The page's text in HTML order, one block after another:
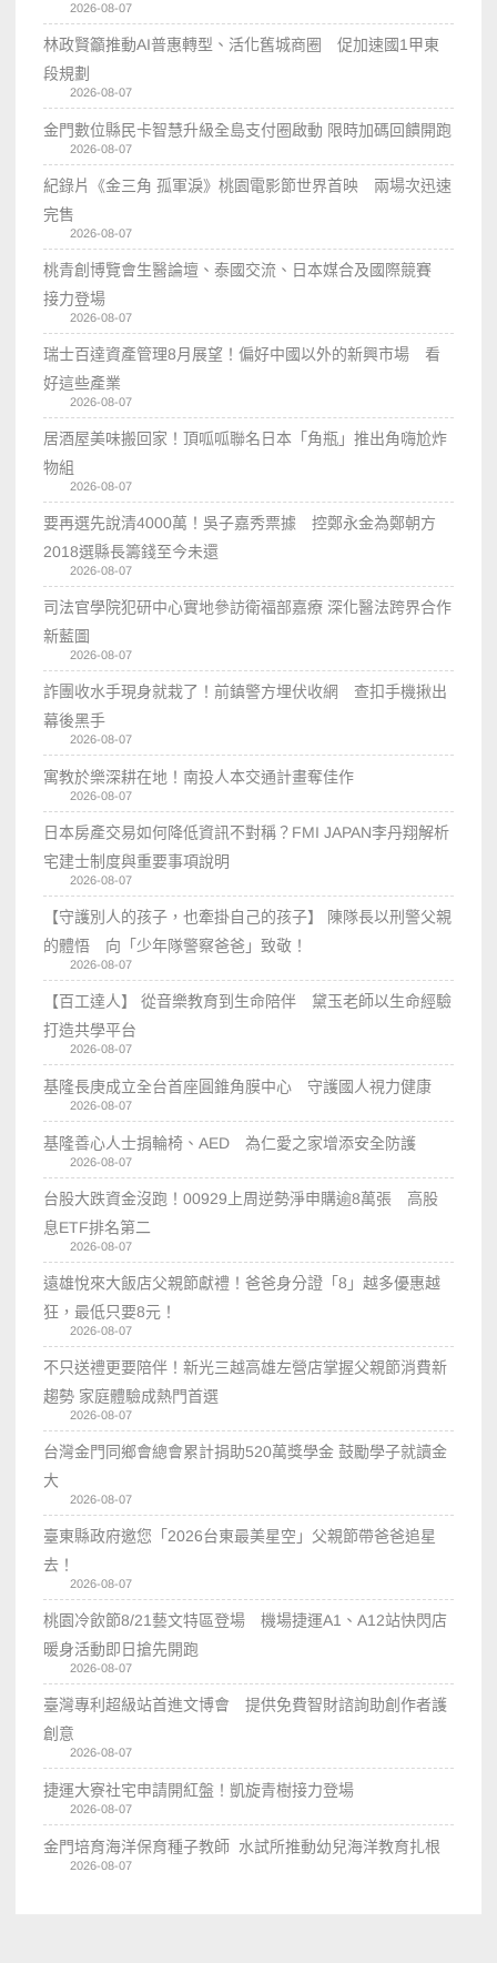
2026-08-07
林政賢籲推動AI普惠轉型、活化舊城商圈 促加速國1甲東
段規劃
2026-08-07
金門數位縣民卡智慧升級全島支付圈啟動 限時加碼回饋開跑
2026-08-07
紀錄片《金三角 孤軍淚》桃園電影節世界首映 兩場次迅速
完售
2026-08-07
桃青創博覽會生醫論壇、泰國交流、日本媒合及國際競賽
接力登場
2026-08-07
瑞士百達資產管理8月展望！偏好中國以外的新興市場 看
好這些產業
2026-08-07
居酒屋美味搬回家！頂呱呱聯名日本「角瓶」推出角嗨尬炸
物組
2026-08-07
要再選先說清4000萬！吳子嘉秀票據 控鄭永金為鄭朝方
2018選縣長籌錢至今未還
2026-08-07
司法官學院犯研中心實地參訪衛福部嘉療 深化醫法跨界合作
新藍圖
2026-08-07
詐團收水手現身就栽了！前鎮警方埋伏收網 查扣手機揪出
幕後黑手
2026-08-07
寓教於樂深耕在地！南投人本交通計畫奪佳作
2026-08-07
日本房產交易如何降低資訊不對稱？FMI JAPAN李丹翔解析
宅建士制度與重要事項說明
2026-08-07
【守護別人的孩子，也牽掛自己的孩子】 陳隊長以刑警父親
的體悟 向「少年隊警察爸爸」致敬！
2026-08-07
【百工達人】 從音樂教育到生命陪伴 黛玉老師以生命經驗
打造共學平台
2026-08-07
基隆長庚成立全台首座圓錐角膜中心 守護國人視力健康
2026-08-07
基隆善心人士捐輪椅、AED 為仁愛之家增添安全防護
2026-08-07
台股大跌資金沒跑！00929上周逆勢淨申購逾8萬張 高股
息ETF排名第二
2026-08-07
遠雄悅來大飯店父親節獻禮！爸爸身分證「8」越多優惠越
狂，最低只要8元！
2026-08-07
不只送禮更要陪伴！新光三越高雄左營店掌握父親節消費新
趨勢 家庭體驗成熱門首選
2026-08-07
台灣金門同鄉會總會累計捐助520萬獎學金 鼓勵學子就讀金
大
2026-08-07
臺東縣政府邀您「2026台東最美星空」父親節帶爸爸追星
去！
2026-08-07
桃園冷飲節8/21藝文特區登場 機場捷運A1、A12站快閃店
暖身活動即日搶先開跑
2026-08-07
臺灣專利超級站首進文博會 提供免費智財諮詢助創作者護
創意
2026-08-07
捷運大寮社宅申請開紅盤！凱旋青樹接力登場
2026-08-07
金門培育海洋保育種子教師 水試所推動幼兒海洋教育扎根
2026-08-07